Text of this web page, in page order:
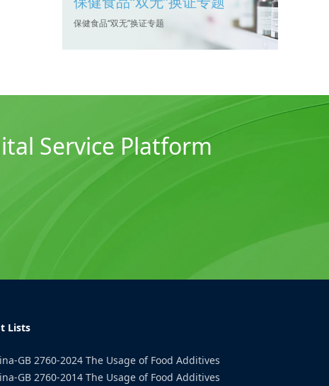
保健食品“双无”换证专题
Service Platform
Lists
GB 2760-2024 The Usage of Food Additives
GB 2760-2014 The Usage of Food Additives